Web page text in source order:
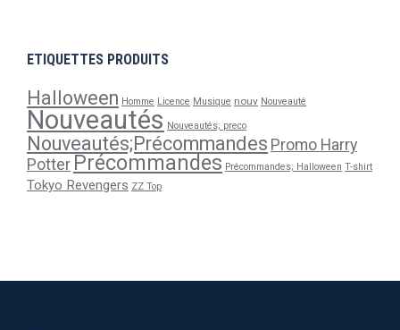
ETIQUETTES PRODUITS
Halloween Homme Licence Musique nouv Nouveauté
Nouveautés Nouveautés; preco
Nouveautés;Précommandes Promo Harry
Potter Précommandes Précommandes; Halloween T-shirt
Tokyo Revengers ZZ Top